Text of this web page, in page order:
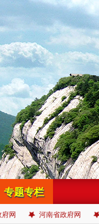
专题专栏
网 河南省政府网